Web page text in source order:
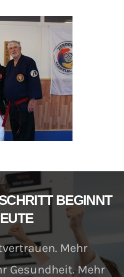
BEGINNT
Mehr
Gesundheit. Mehr